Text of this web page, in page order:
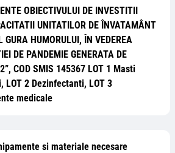
OBIECTIVULUI DE INVESTITII
UNITATILOR DE ÎNVATAMÂNT
GURA HUMORULUI, ÎN VEDEREA
DE PANDEMIE GENERATA DE
COD SMIS 145367 LOT 1 Masti
LOT 2 Dezinfectanti, LOT 3
medicale
si materiale necesare